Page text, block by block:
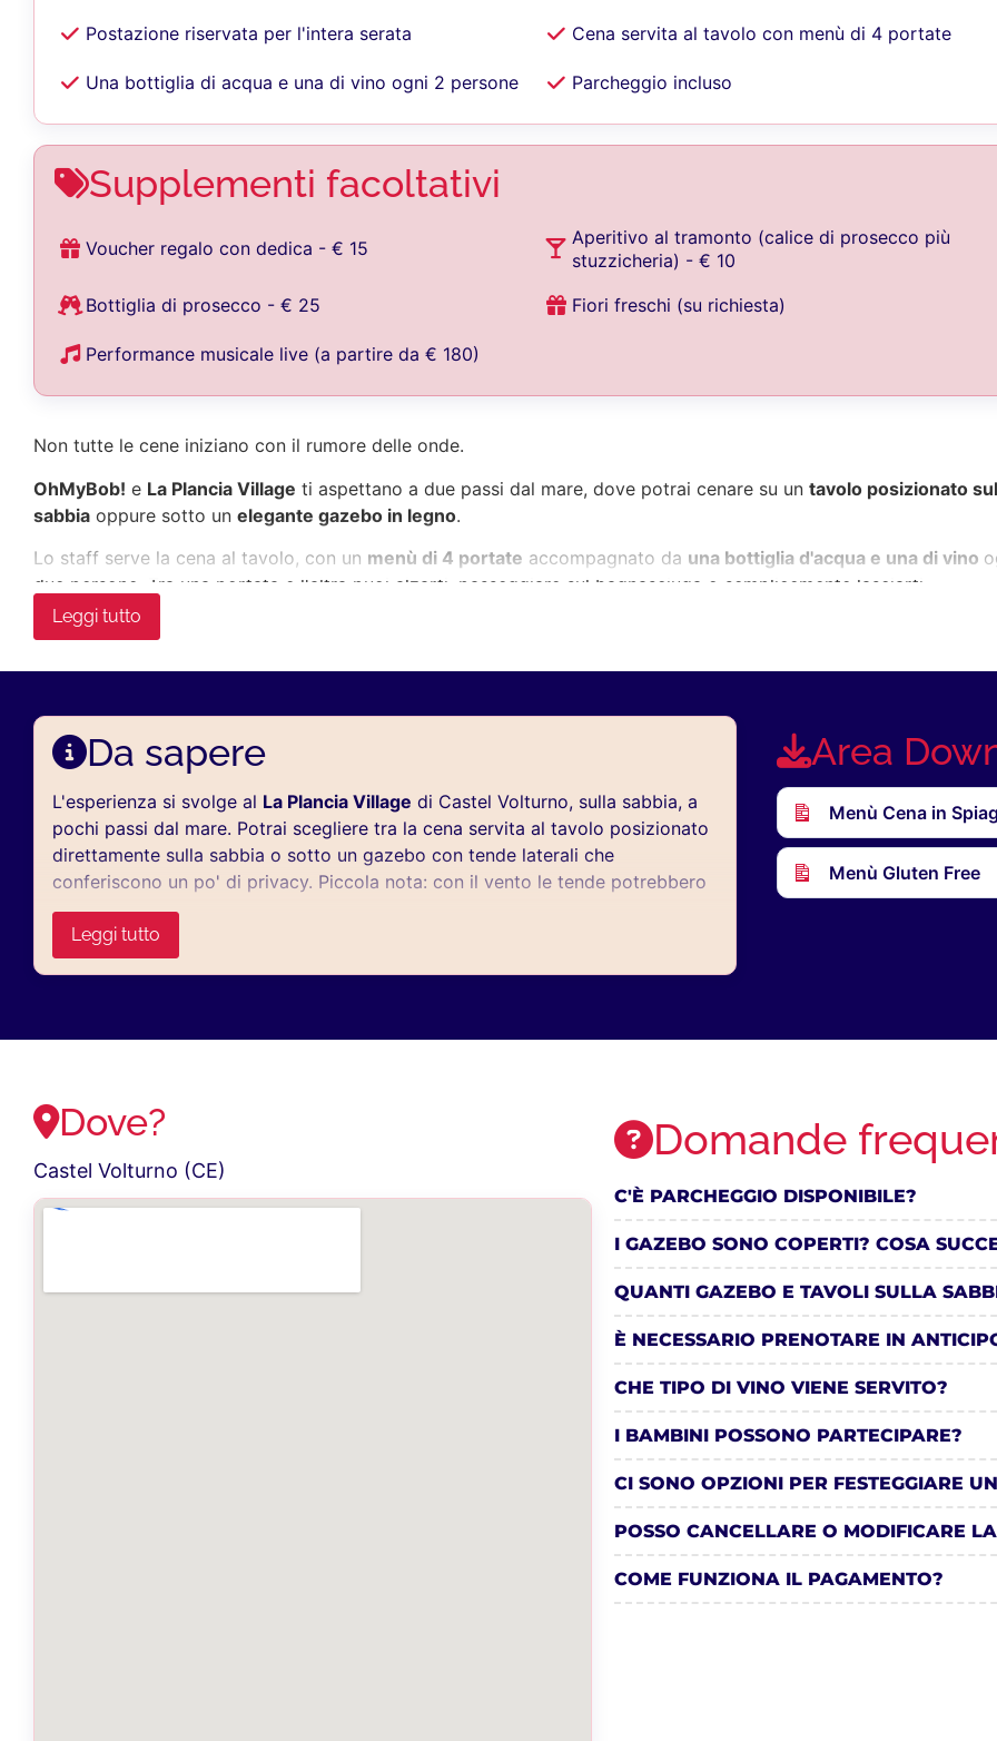
Postazione riservata per l'intera serata Cena servita al tavolo con menù di 4 portate
Una bottiglia di acqua e una di vino ogni 2 persone Parcheggio incluso
Supplementi facoltativi
Voucher regalo con dedica - € 15
Aperitivo al tramonto (calice di prosecco più
stuzzicheria) - € 10
Bottiglia di prosecco - € 25 Fiori freschi (su richiesta)
Performance musicale live (a partire da € 180)
Non tutte le cene iniziano con il rumore delle onde.
OhMyBob! e La Plancia Village ti aspettano a due passi dal mare, dove potrai cenare su un tavolo posizionato
sabbia oppure sotto un elegante gazebo in legno.
Lo staff serve la cena al tavolo, con un menù di 4 portate accompagnato da una bottiglia d'acqua e una di vino
due persone. Tra una portata e l'altra puoi alzarti, passeggiare sul bagnasciuga o semplicemente lasciarti
accompagnare dall'atmosfera. Il servizio è volutamente rilassato, pensato per chi vuole vivere la serata senza
Scegli il giorno che preferisci, accomodati e goditi il momento. Al resto pensiamo noi.
Leggi tutto
Da sapere
L'esperienza si svolge al La Plancia Village di Castel Volturno, sulla sabbia, a
pochi passi dal mare. Potrai scegliere tra la cena servita al tavolo posizionato
direttamente sulla sabbia o sotto un gazebo con tende laterali che
conferiscono un po' di privacy. Piccola nota: con il vento le tende potrebbero
non coprire perfettamente il gazebo, perché siamo pur sempre in spiaggia e
non in un salotto e probabilmente è parte del fascino dell'esperienza.
L'esperienza si prenota con ilversamento dell'acconto. Ilsaldo del servizio e
Ilticket per partecipare all’esperienza, con ilriepilogo dei servizi prenotati,
Leggi tutto
Area
Menù Cena in
Menù Gluten Free
Dove?
Castel Volturno (CE)
Domande
C'È PARCHEGGIO DISPONIBILE?
I GAZEBO SONO COPERTI? COSA
QUANTI GAZEBO E TAVOLI SULLA
È NECESSARIO PRENOTARE IN
CHE TIPO DI VINO VIENE SERVITO?
I BAMBINI POSSONO PARTECIPARE?
CI SONO OPZIONI PER FESTEGGIARE
POSSO CANCELLARE O MODIFICARE
COME FUNZIONA IL PAGAMENTO?